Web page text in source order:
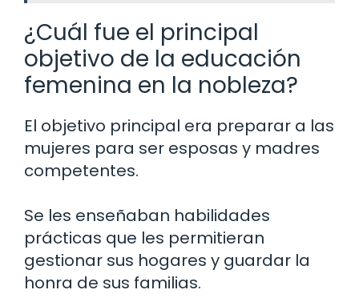
¿Cuál fue el principal
objetivo de la educación
femenina en la nobleza?
El objetivo principal era preparar a las
mujeres para ser esposas y madres
competentes.
Se les enseñaban habilidades
prácticas que les permitieran
gestionar sus hogares y guardar la
honra de sus familias.